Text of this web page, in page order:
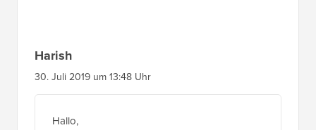
Harish
30. Juli 2019 um 13:48 Uhr
Hallo,